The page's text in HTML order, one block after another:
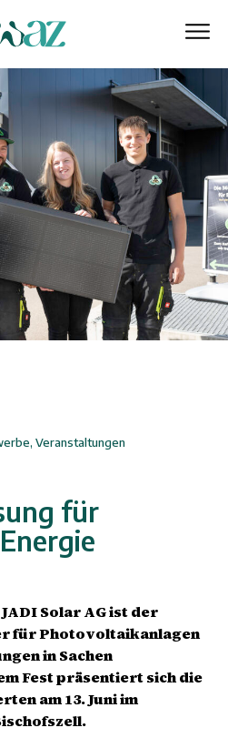
, Veranstaltungen
für
Solar AG ist der
für Photovoltaikanlagen
in Sachen
Fest präsentiert sich die
am 13. Juni im